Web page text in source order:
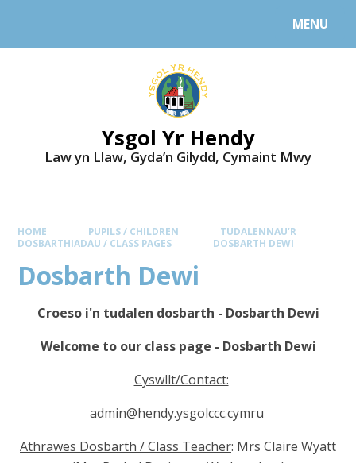
MENU
Ysgol Yr Hendy
Law yn Llaw, Gyda’n Gilydd, Cymaint Mwy
HOME PUPILS / CHILDREN
TUDALENNAU’R
DOSBARTHIADAU / CLASS PAGES
DOSBARTH DEWI
Dosbarth Dewi
Croeso i'n tudalen dosbarth - Dosbarth Dewi
Welcome to our class page - Dosbarth Dewi
Cyswllt/Contact:
admin@hendy.ysgolccc.cymru
Athrawes Dosbarth / Class Teacher: Mrs Claire Wyatt